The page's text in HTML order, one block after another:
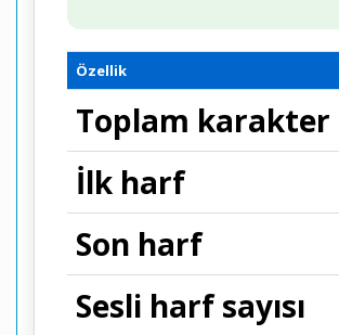
Özellik
Toplam karakter
İlk harf
Son harf
Sesli harf sayısı